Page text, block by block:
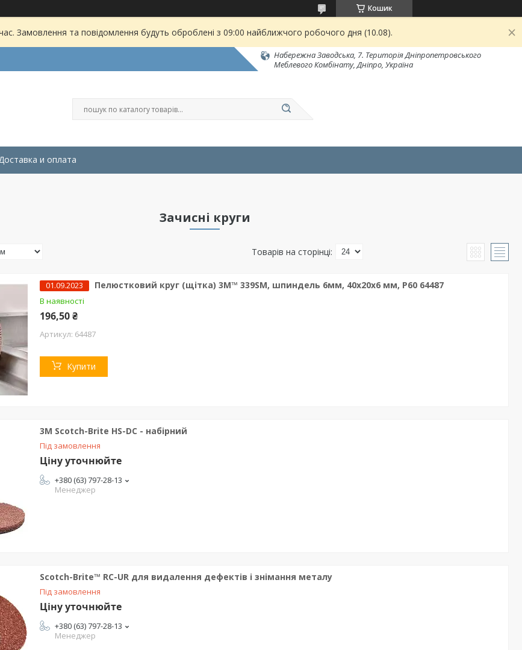
Кошик
Замовлення та повідомлення будуть оброблені з 09:00 найближчого робочого дня (10.08).
Набережна Заводська, 7. Територія Дніпропетровського
Меблевого Комбінату, Дніпро, Україна
и оплата
Зачисні круги
01.09.2023 Пелюстковий круг (щітка) 3M™ 339SM, шпиндель 6мм, 40х20х6 мм, Р60 64487
В наявності
196,50 ₴
64487
Купити
3M Scotch-Brite HS-DC - набірний
Під замовлення
Ціну уточнюйте
+380 (63) 797-28-13
Менеджер
Scotch-Brite™ RC-UR для видалення дефектів і знімання металу
Під замовлення
Ціну уточнюйте
+380 (63) 797-28-13
Менеджер